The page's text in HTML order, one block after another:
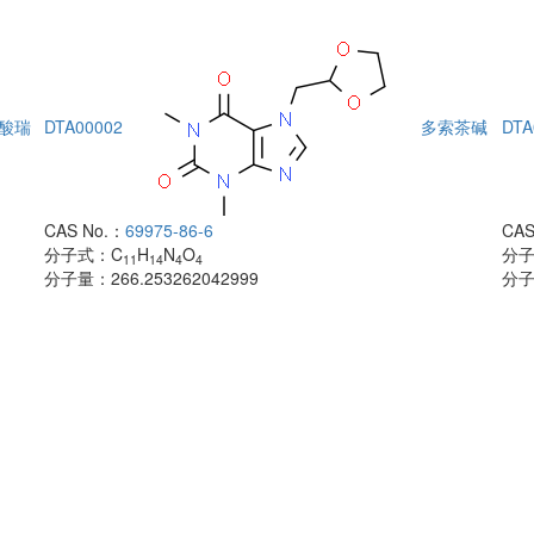
瑞 DTA00002 多索茶碱
CAS No.：69975-86-6
分子式：C11 H14N4O4
分子量：266.253262042999
分
分